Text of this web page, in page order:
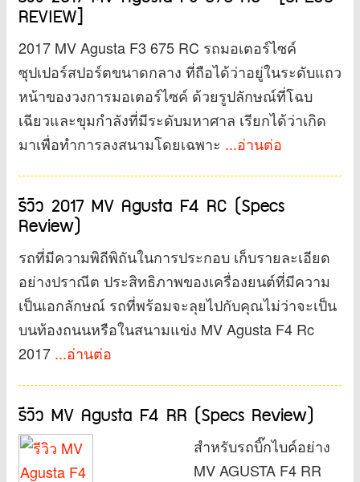
REVIEW]
2017 MV Agusta F3 675 RC รถมอเตอร์ไซค์
ซุปเปอร์สปอร์ตขนาดกลาง ที่ถือได้ว่าอยู่ในระดับแถว
หน้าของวงการมอเตอร์ไซค์ ด้วยรูปลักษณ์ที่โฉบ
เฉียวและขุมกำลังที่มีระดับมหาศาล เรียกได้ว่าเกิด
มาเพื่อทำการลงสนามโดยเฉพาะ ...อ่านต่อ
รีวิว 2017 MV Agusta F4 RC (Specs
Review)
รถที่มีความพิถีพิถันในการประกอบ เก็บรายละเอียด
อย่างปราณีต ประสิทธิภาพของเครื่องยนต์ที่มีความ
เป็นเอกลักษณ์ รถที่พร้อมจะลุยไปกับคุณไม่ว่าจะเป็น
บนท้องถนนหรือในสนามแข่ง MV Agusta F4 Rc
2017 ...อ่านต่อ
รีวิว MV Agusta F4 RR (Specs Review)
สำหรับรถบิ๊กไบค์อย่าง
MV AGUSTA F4 RR